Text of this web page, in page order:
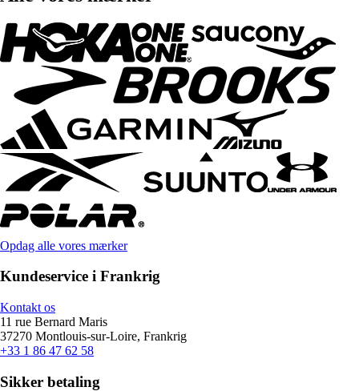
Opdag alle vores mærker
Kundeservice i Frankrig
Kontakt os
11 rue Bernard Maris
37270 Montlouis-sur-Loire, Frankrig
+33 1 86 47 62 58
Sikker betaling